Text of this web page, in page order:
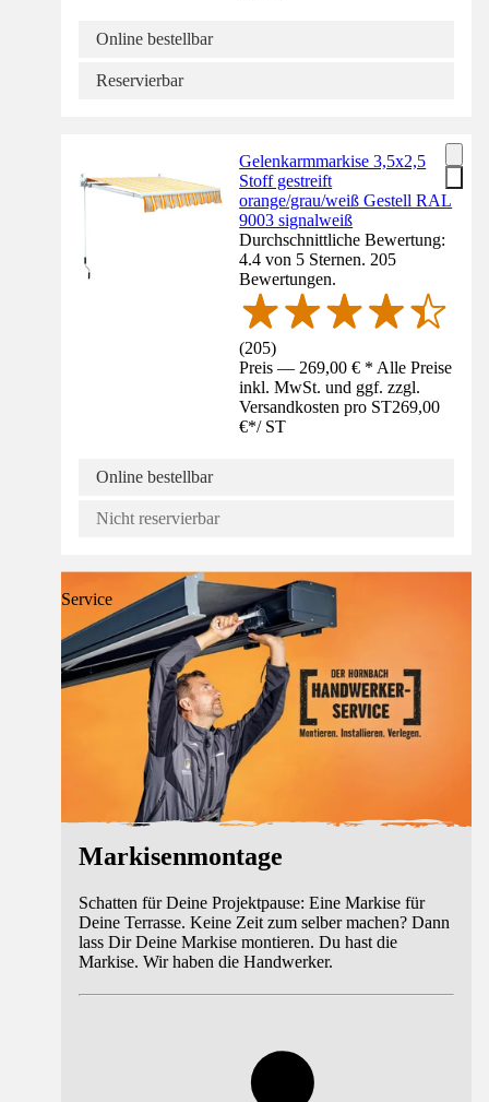
Online bestellbar
Reservierbar
Gelenkarmmarkise 3,5x2,5
Stoff gestreift
orange/grau/weiß Gestell RAL
9003 signalweiß
Durchschnittliche Bewertung:
4.4 von 5 Sternen. 205
Bewertungen.
(205)
Preis — 269,00 € * Alle Preise
inkl. MwSt. und ggf. zzgl.
Versandkosten pro ST269,00
€*/ ST
Online bestellbar
Nicht reservierbar
Service
Markisenmontage
Schatten für Deine Projektpause: Eine Markise für
Deine Terrasse. Keine Zeit zum selber machen? Dann
lass Dir Deine Markise montieren. Du hast die
Markise. Wir haben die Handwerker.